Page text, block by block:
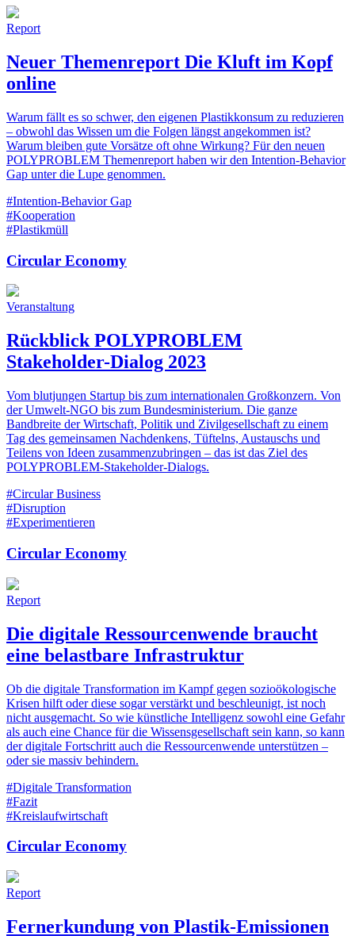
Report
Neuer Themenreport Die Kluft im Kopf
online
Warum fällt es so schwer, den eigenen Plastikkonsum zu reduzieren
– obwohl das Wissen um die Folgen längst angekommen ist?
Warum bleiben gute Vorsätze oft ohne Wirkung? Für den neuen
POLYPROBLEM Themenreport haben wir den Intention-Behavior
Gap unter die Lupe genommen.
#Intention-Behavior Gap
#Kooperation
#Plastikmüll
Circular Economy
Veranstaltung
Rückblick POLYPROBLEM
Stakeholder-Dialog 2023
Vom blutjungen Startup bis zum internationalen Großkonzern. Von
der Umwelt-NGO bis zum Bundesministerium. Die ganze
Bandbreite der Wirtschaft, Politik und Zivilgesellschaft zu einem
Tag des gemeinsamen Nachdenkens, Tüftelns, Austauschs und
Teilens von Ideen zusammenzubringen – das ist das Ziel des
POLYPROBLEM-Stakeholder-Dialogs.
#Circular Business
#Disruption
#Experimentieren
Circular Economy
Report
Die digitale Ressourcenwende braucht
eine belastbare ­Infrastruktur
Ob die digitale Transformation im Kampf gegen sozioökologische
Krisen hilft oder diese sogar verstärkt und beschleunigt, ist noch
nicht ausgemacht. So wie künstliche Intelligenz sowohl eine Gefahr
als auch eine Chance für die Wissensgesellschaft sein kann, so kann
der digitale Fortschritt auch die Ressourcenwende unterstützen –
oder sie massiv behindern.
#Digitale Transformation
#Fazit
#Kreislaufwirtschaft
Circular Economy
Report
Fernerkundung von Plastik-Emissionen